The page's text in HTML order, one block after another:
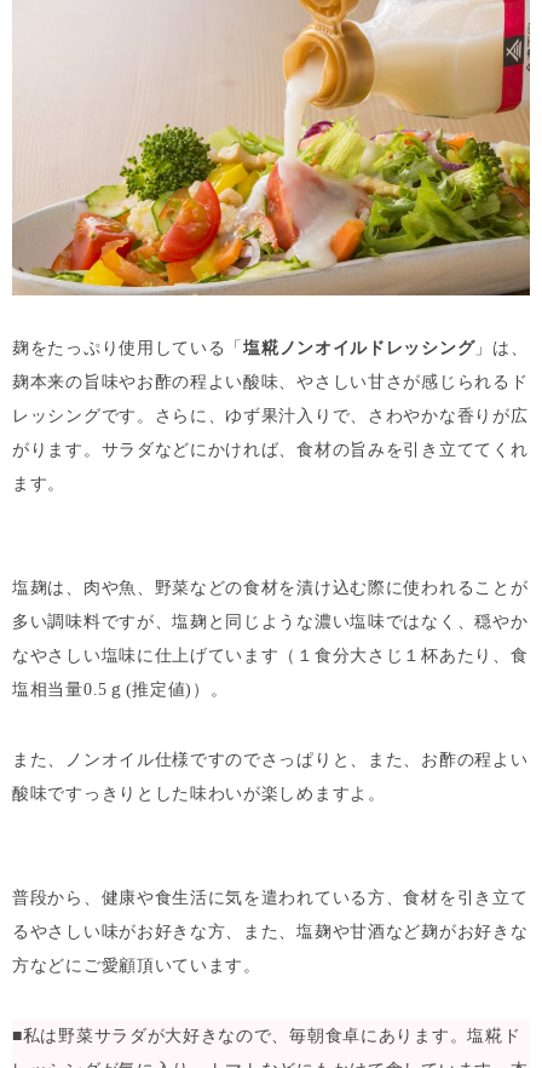
麹をたっぷり使用している「塩糀ノンオイルドレッシング」は、
麹本来の旨味やお酢の程よい酸味、やさしい甘さが感じられるド
レッシングです。さらに、ゆず果汁入りで、さわやかな香りが広
がります。サラダなどにかければ、食材の旨みを引き立ててくれ
ます。
塩麹は、肉や魚、野菜などの食材を漬け込む際に使われることが
多い調味料ですが、塩麹と同じような濃い塩味ではなく、穏やか
なやさしい塩味に仕上げています（１食分大さじ１杯あたり、食
塩相当量0.5ｇ(推定値)）。
また、ノンオイル仕様ですのでさっぱりと、また、お酢の程よい
酸味ですっきりとした味わいが楽しめますよ。
普段から、健康や食生活に気を遣われている方、食材を引き立て
るやさしい味がお好きな方、また、塩麹や甘酒など麹がお好きな
方などにご愛顧頂いています。
■私は野菜サラダが大好きなので、毎朝食卓にあります。塩糀ド